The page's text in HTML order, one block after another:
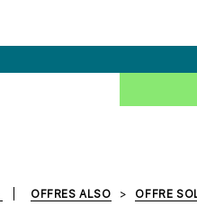
OFFRES ALSO OFFRE